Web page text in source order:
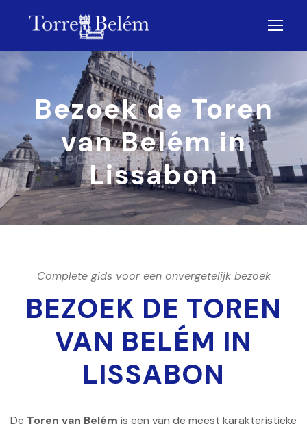
Bezoek de Toren
van Belém in
Lissabon
Complete gids voor een onvergetelijk bezoek
BEZOEK DE TOREN
VAN BELÉM IN
LISSABON
De Toren van Belém is een van de meest karakteristieke